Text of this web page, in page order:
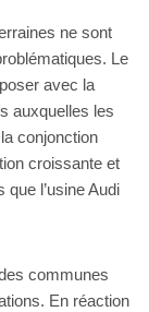
ne sont
Le
avec la
auxquelles les
conjonction
croissante et
que l’usine Audi
communes
En réaction